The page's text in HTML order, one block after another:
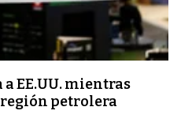
EE.UU. mientras
región petrolera